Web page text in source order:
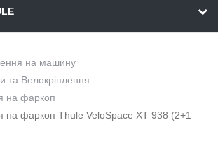
на машину
та Велокріплення
на фаркоп
на фаркоп Thule VeloSpace XT 938 (2+1